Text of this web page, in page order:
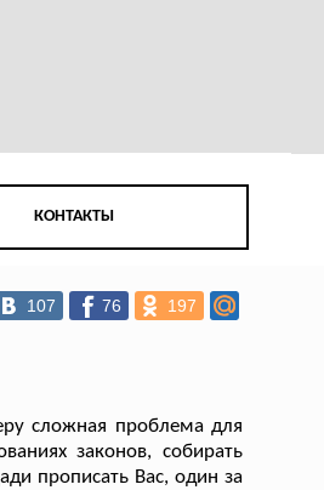
КОНТАКТЫ
107 76 197
сложная проблема для
законов, собирать
прописать Вас, один за